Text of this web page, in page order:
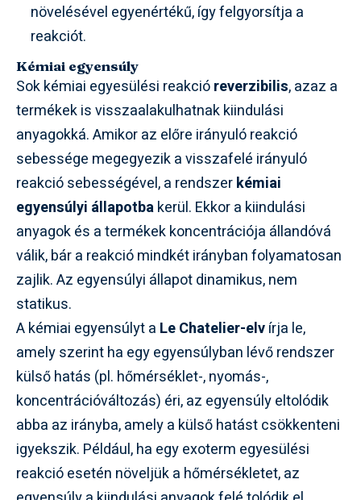
növelésével egyenértékű, így felgyorsítja a
reakciót.
Kémiai egyensúly
Sok kémiai egyesülési reakcióreverzibilis, azaz a
termékek is visszaalakulhatnak kiindulási
anyagokká. Amikor az előre irányuló reakció
sebessége megegyezik a visszafelé irányuló
reakció sebességével, a rendszerkémiai
egyensúlyi állapotbakerül. Ekkor a kiindulási
anyagok és a termékek koncentrációja állandóvá
válik, bár a reakció mindkét irányban folyamatosan
zajlik. Az egyensúlyi állapot dinamikus, nem
statikus.
A kémiai egyensúlyt a Le Chatelier-elvírja le,
amely szerint ha egy egyensúlyban lévő rendszer
külső hatás (pl. hőmérséklet-, nyomás-,
koncentrációváltozás) éri, az egyensúly eltolódik
abba az irányba, amely a külső hatást csökkenteni
igyekszik. Például, ha egy exoterm egyesülési
reakció esetén növeljük a hőmérsékletet, az